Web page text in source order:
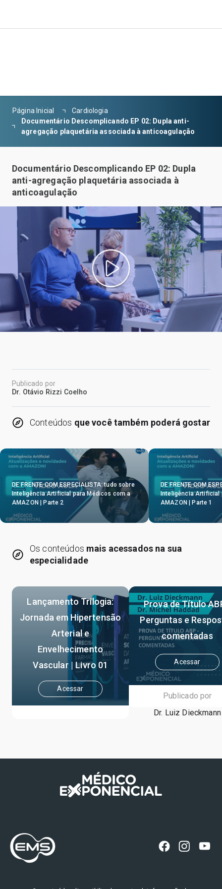
Página Inicial
Cardiologia
Documentário Descomplicando EP 02: Dupla anti-
agregação plaquetária associada à anticoagulação
Documentário Descomplicando EP 02: Dupla
anti-agregação plaquetária associada à
anticoagulação
Publicado por
Dr. Otávio Rizzi Coelho
Conteúdos que você também poderá gostar
DE FRENTE COM ESPECIALISTA: tudo sobre
Inteligência Artificial para Médicos com a
AMAZON | Parte 2
DE FRENTE COM
Inteligência Artificial
AMAZON | Parte 1
Os conteúdos mais acessados na sua
especialidade
Lançamento Trilogia:
Jornada em Hipertensão
Arterial e
Envelhecimento
Vascular | Livro 01
Acessar
Prova de Título
Perguntas e
comentadas
Acessar
Publicado por
Dr. Luiz Dieckmann